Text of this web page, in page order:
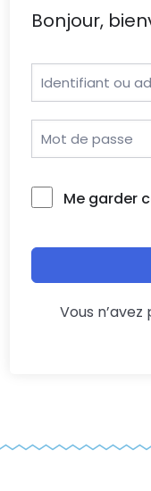
Bonjour,
Me garder
Vous